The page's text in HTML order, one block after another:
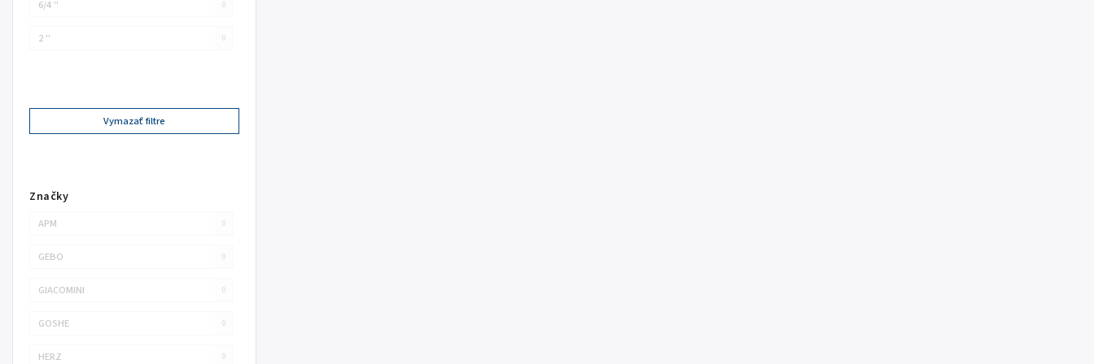
Značky
APM 0
GEBO 0
GIACOMINI 0
GOSHE 0
HERZ 0
6/4 '' 0
2 '' 0
Vymazať filtre